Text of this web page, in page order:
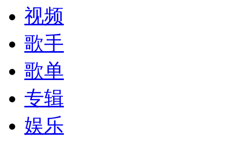
视频
歌手
歌单
专辑
娱乐